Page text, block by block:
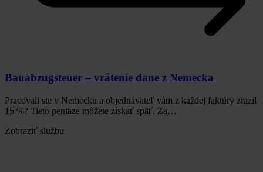
Bauabzugsteuer – vrátenie dane z Nemecka
Pracovali ste v Nemecku a objednávateľ vám z každej faktúry zrazil
15 %? Tieto peniaze môžete získať späť. Za…
Zobraziť službu